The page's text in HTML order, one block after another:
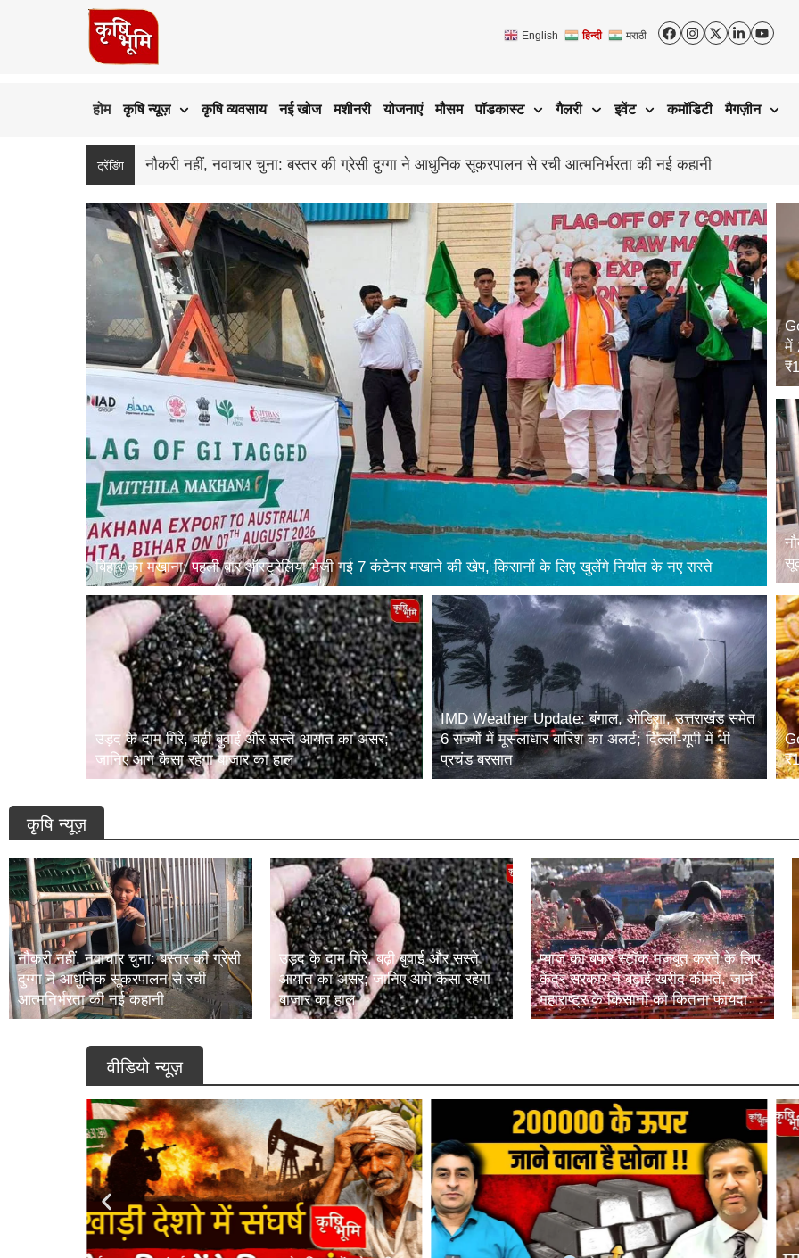
English हिन्दी मराठी
होम कृषि न्यूज़ कृषि व्यवसाय नई खोज मशीनरी योजनाएं मौसम पॉडकास्ट गैलरी इवेंट कमॉडिटी मैगज़ीन
ट्रेंडिंग उड़द के दाम गिरे, बढ़ी बुवाई और सस्ते आयात का असर; जानिए आगे कैसा रहेगा बाजार का हाल
बिहार का मखाना: पहली बार ऑस्ट्रेलिया भेजी गई 7 कंटेनर मखाने की खेप, किसानों के लिए खुलेंगे निर्यात के नए रास्ते
में
उड़द के दाम गिरे, बढ़ी बुवाई और सस्ते आयात का असर;
जानिए आगे कैसा रहेगा बाजार का हाल
IMD Weather Update: बंगाल, ओडिशा, उत्तराखंड समेत
6 राज्यों में मूसलाधार बारिश का अलर्ट; दिल्ली-यूपी में भी
प्रचंड बरसात
कृषि न्यूज़
नौकरी नहीं, नवाचार चुना: बस्तर की ग्रेसी
दुग्गा ने आधुनिक सूकरपालन से रची
आत्मनिर्भरता की नई कहानी
उड़द के दाम गिरे, बढ़ी बुवाई और सस्ते
आयात का असर; जानिए आगे कैसा रहेगा
बाजार का हाल
प्याज का बफर स्टॉक मजबूत करने के लिए
केंद्र सरकार ने बढ़ाई खरीद कीमतें, जानें
महाराष्ट्र के किसानों को कितना फायदा
वीडियो न्यूज़